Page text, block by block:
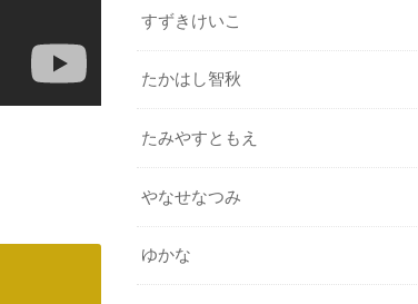
すずきけいこ
たかはし智秋
たみやすともえ
やなせなつみ
ゆかな